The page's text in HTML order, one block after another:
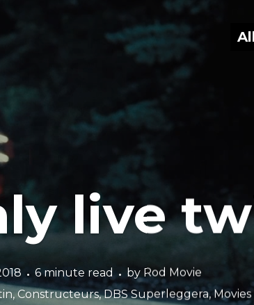
live
6 minute read by Rod Movie
,Constructeurs,DBS Superleggera,Movies